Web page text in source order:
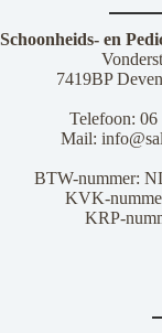
de
productpagina
Schoonheids- en
7419BP
Telefoon: 06
Mail:
BTW-nummer:
KVK-
KRP-